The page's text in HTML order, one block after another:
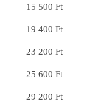
15 500 Ft
19 400 Ft
23 200 Ft
25 600 Ft
29 200 Ft